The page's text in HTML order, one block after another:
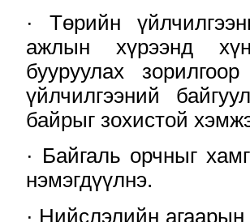
· Төрийн
ажлын хүрээнд
бууруулах
үйлчилгээний
байрыг зохистой
· Байгаль орчныг
нэмэгдүүлнэ.
· Нийслэлийн